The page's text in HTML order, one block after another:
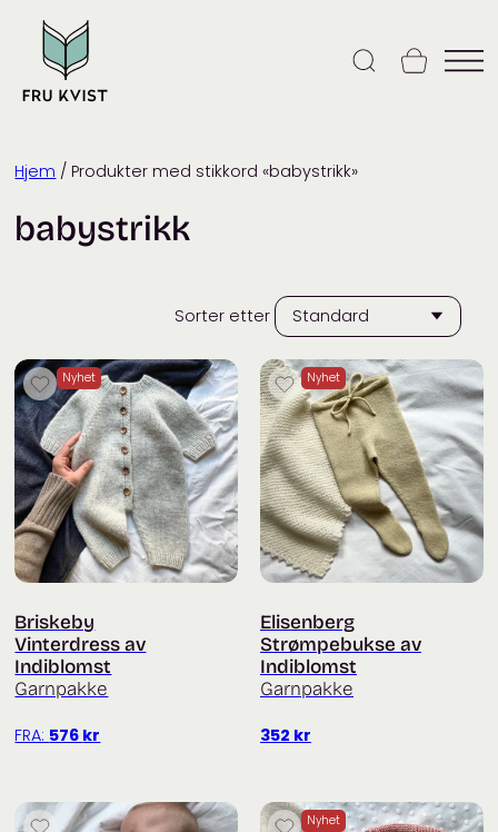
content
Hjem / Produkter med stikkord «babystrikk»
babystrikk
Sorter etter
Nyhet
Briskeby
Vinterdress av
Indiblomst
Garnpakke
FRA: 576 kr
Nyhet
Elisenberg
Strømpebukse av
Indiblomst
Garnpakke
352 kr
Nyhet